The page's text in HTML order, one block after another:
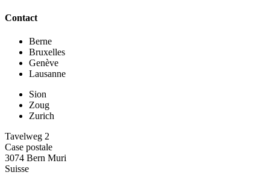
Contact
Berne
Bruxelles
Genève
Lausanne
Sion
Zoug
Zurich
Tavelweg 2
Case postale
3074 Bern Muri
Suisse